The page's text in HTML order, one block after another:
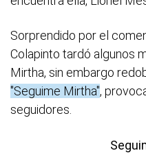
Sorprendido por el
Colapinto tardó algunos
Mirtha, sin embargo
"Seguime Mirtha",
seguidores.